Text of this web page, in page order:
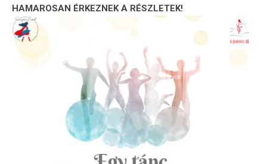
HAMAROSAN ÉRKEZNEK A RÉSZLETEK!